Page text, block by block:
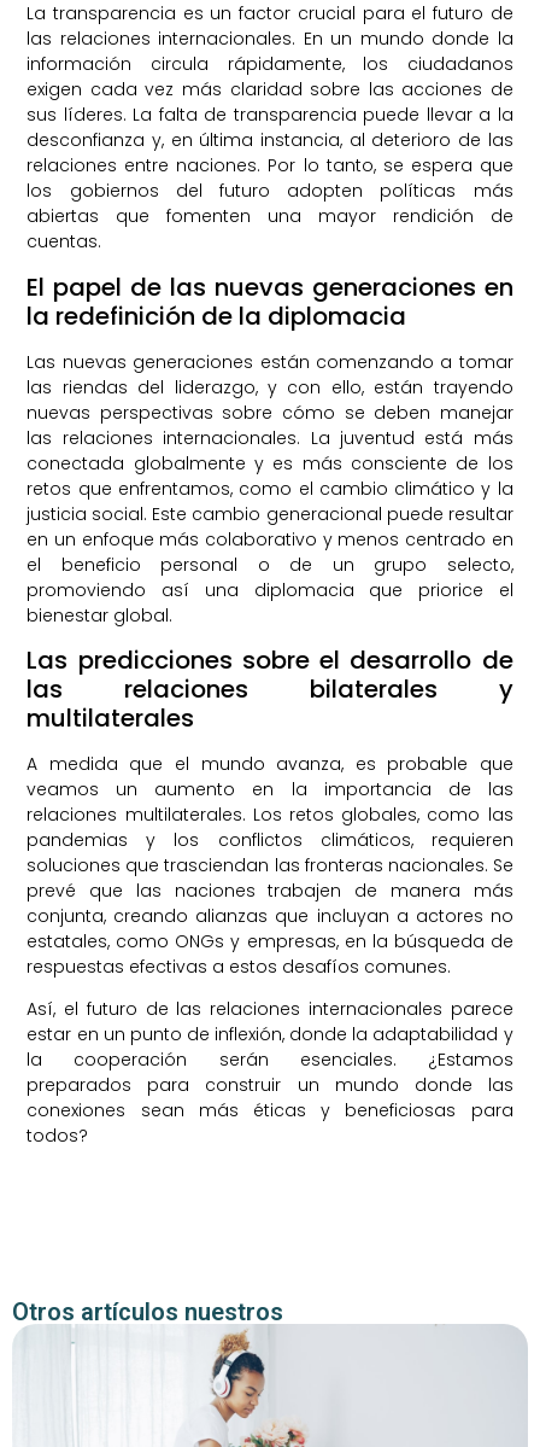
La transparencia es un factor crucial para el futuro de
las relaciones internacionales. En un mundo donde la
información circula rápidamente, los ciudadanos
exigen cada vez más claridad sobre las acciones de
sus líderes. La falta de transparencia puede llevar a la
desconfianza y, en última instancia, al deterioro de las
relaciones entre naciones. Por lo tanto, se espera que
los gobiernos del futuro adopten políticas más
abiertas que fomenten una mayor rendición de
cuentas.
El papel de las nuevas generaciones en
la redefinición de la diplomacia
Las nuevas generaciones están comenzando a tomar
las riendas del liderazgo, y con ello, están trayendo
nuevas perspectivas sobre cómo se deben manejar
las relaciones internacionales. La juventud está más
conectada globalmente y es más consciente de los
retos que enfrentamos, como el cambio climático y la
justicia social. Este cambio generacional puede resultar
en un enfoque más colaborativo y menos centrado en
el beneficio personal o de un grupo selecto,
promoviendo así una diplomacia que priorice el
bienestar global.
Las predicciones sobre el desarrollo de
las relaciones bilaterales y
multilaterales
A medida que el mundo avanza, es probable que
veamos un aumento en la importancia de las
relaciones multilaterales. Los retos globales, como las
pandemias y los conflictos climáticos, requieren
soluciones que trasciendan las fronteras nacionales. Se
prevé que las naciones trabajen de manera más
conjunta, creando alianzas que incluyan a actores no
estatales, como ONGs y empresas, en la búsqueda de
respuestas efectivas a estos desafíos comunes.
Así, el futuro de las relaciones internacionales parece
estar en un punto de inflexión, donde la adaptabilidad y
la cooperación serán esenciales. ¿Estamos
preparados para construir un mundo donde las
conexiones sean más éticas y beneficiosas para
todos?
Otros artículos nuestros